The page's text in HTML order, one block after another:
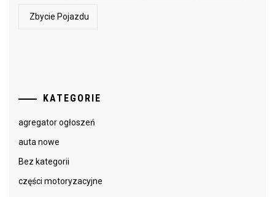
Zbycie Pojazdu
KATEGORIE
agregator ogłoszeń
auta nowe
Bez kategorii
części motoryzacyjne